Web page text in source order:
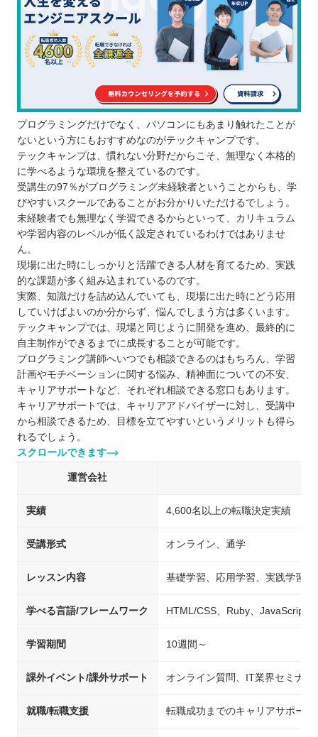
プログラミングだけでなく、パソコンにもあまり触れたことが
ないという方にもおすすめなのがテックキャンプです。
テックキャンプは、慣れない分野だからこそ、無理なく本格的
に学べるような環境を整えているのです。
受講生の97％がプログラミング未経験者ということからも、学
びやすいスクールであることがお分かりいただけるでしょう。
未経験者でも無理なく学習できるからといって、カリキュラム
や学習内容のレベルが低く設定されているわけではありませ
ん。
現場に出た時にしっかりと活躍できる人材を育てるため、実践
的な課題が多く組み込まれているのです。
実際、知識だけを詰め込んでいても、現場に出た時にどう応用
していけばよいのか分からず、悩んでしまう方は多くいます。
テックキャンプでは、現場と同じように開発を進め、最終的に
自主制作ができるまでに成長することが可能です。
プログラミング講師へいつでも相談できるのはもちろん、学習
計画やモチベーションに関する悩み、精神面についての不安、
キャリアサポートなど、それぞれ相談できる窓口もあります。
キャリアサポートでは、キャリアアドバイザーに対し、受講中
から相談できるため、目標を立てやすいというメリットも得ら
れるでしょう。
スクロールできます
運営会社
実績 4,600名以上の転職決定実績
受講形式 オンライン、通学
レッスン内容 基礎学習、応用学習、実践学習
学べる言語/フレームワーク HTML/CSS、Ruby、JavaScript
学習期間 10週間～
課外イベント/課外サポート オンライン質問、IT業界セミナ
就職/転職支援 転職成功までのキャリアサポー